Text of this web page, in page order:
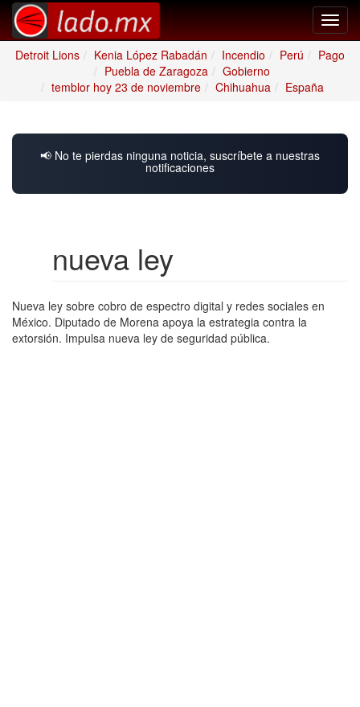
Detroit Lions
Kenia López Rabadán Incendio Perú
Pago
Puebla de Zaragoza
Gobierno
temblor hoy 23 de noviembre
Chihuahua España
📢 No te pierdas ninguna noticia, suscríbete a nuestras
notificaciones
nueva ley
Nueva ley sobre cobro de espectro digital y redes sociales en
México. Diputado de Morena apoya la estrategia contra la
extorsión. Impulsa nueva ley de seguridad pública.